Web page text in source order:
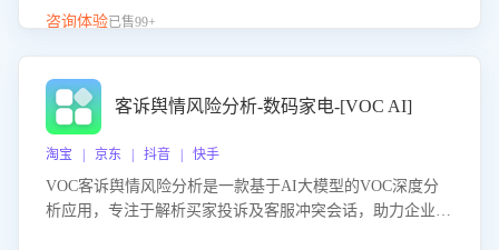
客服团队和智能工具提升语音客服服务效率和质量，帮助企
咨询体验已售99+
客诉舆情风险分析-数码家电-[VOC AI]
淘宝 | 京东 | 抖音 | 快手
VOC客诉舆情风险分析是一款基于AI大模型的VOC深度分
析应用，专注于解析买家投诉及客服冲突会话，助力企业精